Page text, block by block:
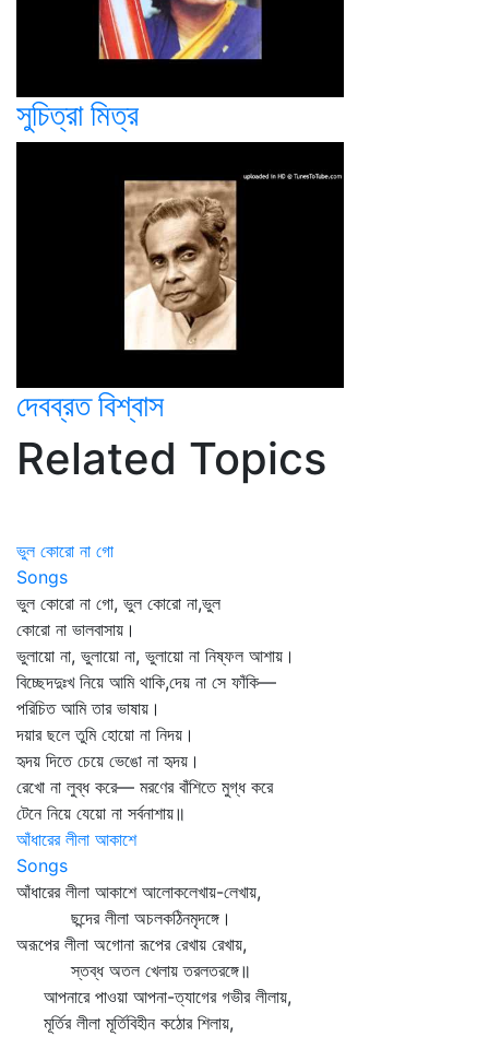
সুচিত্রা মিত্র
দেবব্রত বিশ্বাস
Related Topics
ভুল কোরো না গো
Songs
ভুল কোরো না গো, ভুল কোরো না,ভুল
কোরো না ভালবাসায়।
ভুলায়ো না, ভুলায়ো না, ভুলায়ো না নিষ্ফল আশায়।
বিচ্ছেদদুঃখ নিয়ে আমি থাকি,দেয় না সে ফাঁকি—
পরিচিত আমি তার ভাষায়।
দয়ার ছলে তুমি হোয়ো না নিদয়।
হৃদয় দিতে চেয়ে ভেঙো না হৃদয়।
রেখো না লুব্ধ করে— মরণের বাঁশিতে মুগ্ধ করে
টেনে নিয়ে যেয়ো না সর্বনাশায়॥
আঁধারের লীলা আকাশে
Songs
আঁধারের লীলা আকাশে আলোকলেখায়-লেখায়,
ছন্দের লীলা অচলকঠিনমৃদঙ্গে।
অরূপের লীলা অগোনা রূপের রেখায় রেখায়,
স্তব্ধ অতল খেলায় তরলতরঙ্গে॥
আপনারে পাওয়া আপনা-ত্যাগের গভীর লীলায়,
মূর্তির লীলা মূর্তিবিহীন কঠোর শিলায়,